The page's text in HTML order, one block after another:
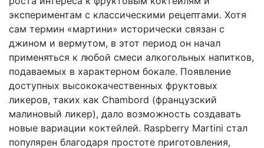
экспериментам с классическими рецептами. Хотя
сам термин «мартини» исторически связан с
джином и вермутом, в этот период он начал
применяться к любой смеси алкогольных напитков,
подаваемых в характерном бокале. Появление
доступных высококачественных фруктовых
ликеров, таких как Chambord (французский
малиновый ликер), дало возможность создавать
новые вариации коктейлей. Raspberry Martini стал
популярен благодаря простоте приготовления,